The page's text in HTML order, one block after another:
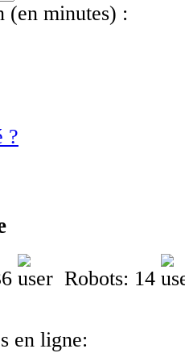
(en minutes) :
?
Robots: 14
en ligne: